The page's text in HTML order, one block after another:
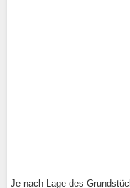
Je nach Lage des